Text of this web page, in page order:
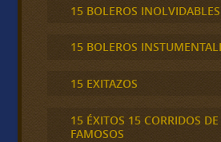
15 BOLEROS INOLVIDABLES
15 BOLEROS
15 EXITAZOS
15 ÉXITOS 15 CORRIDOS
FAMOSOS